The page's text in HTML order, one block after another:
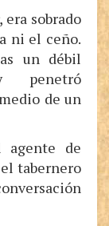
sobrado
ni el ceño.
un débil
penetró
de un
de
tabernero